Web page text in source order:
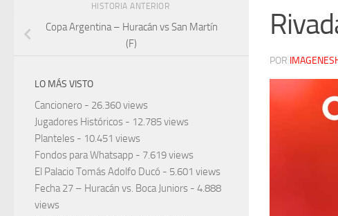
POR
HISTORIA ANTERIOR
Copa Argentina – Huracán vs San Martín
(F)
LO MÁS VISTO
Cancionero - 26.360 views
Jugadores Históricos - 12.785 views
Planteles - 10.451 views
Fondos para Whatsapp - 7.619 views
El Palacio Tomás Adolfo Ducó - 5.601 views
Fecha 27 – Huracán vs. Boca Juniors - 4.888
views